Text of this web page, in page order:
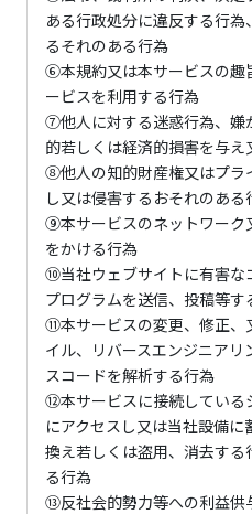
ある行政処分に違反する行
るそれのある行為
⑥本規約又は本サービスの趣
ービスを利用する行為
⑦他人に対する迷惑行為、嫌
的若しくは経済的損害を与
⑧他人の知的財産権又はプラ
し又は侵害するおそれのある
⑨本サービスのネットワーク
をかける行為
⑩当社ウェブサイトに有害な
プログラムを送信、投稿等す
⑪本サービスの変更、修正、
イル、リバースエンジニア
スコードを解析する行為
⑫本サービスに接続している
にアクセスし又は当社設備
換え若しくは盗用、消去す
る行為
⑬反社会的勢力等への利益供